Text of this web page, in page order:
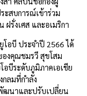
ะสบการณ์เข้าร่วม
รั่งเศส และอเมริกา
โอบี ประจำปี 2566 ได้
องคุณชมรวี สุขโสม
อบีระดับภูมิภาคเอเชีย
ลมที่กำลัง
ฒนาและปรับเปลี่ยน